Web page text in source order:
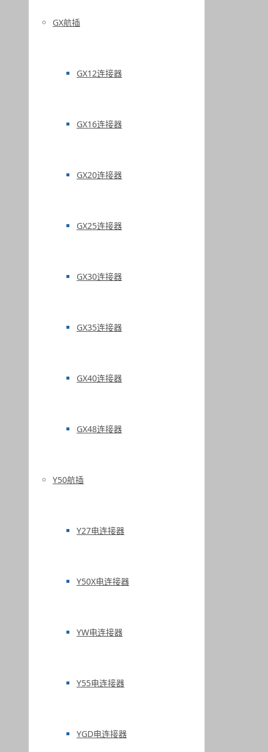
GX航插
GX12连接器
GX16连接器
GX20连接器
GX25连接器
GX30连接器
GX35连接器
GX40连接器
GX48连接器
Y50航插
Y27电连接器
Y50X电连接器
YW电连接器
Y55电连接器
YGD电连接器